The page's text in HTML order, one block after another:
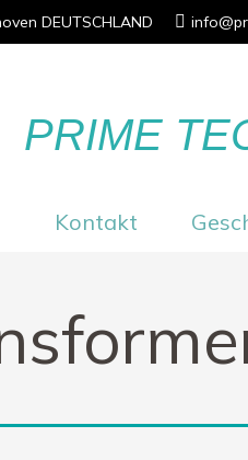
DEUTSCHLAND
PRIME
Kontakt